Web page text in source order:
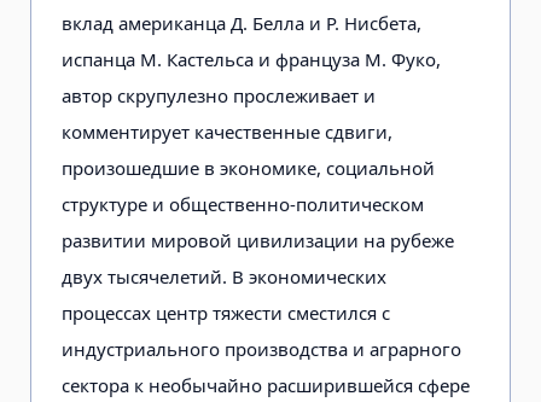
вклад американца Д. Белла и Р. Нисбета,
испанца М. Кастельса и француза М. Фуко,
автор скрупулезно прослеживает и
комментирует качественные сдвиги,
произошедшие в экономике, социальной
структуре и общественно-политическом
развитии мировой цивилизации на рубеже
двух тысячелетий. В экономических
процессах центр тяжести сместился с
индустриального производства и аграрного
сектора к необычайно расширившейся сфере